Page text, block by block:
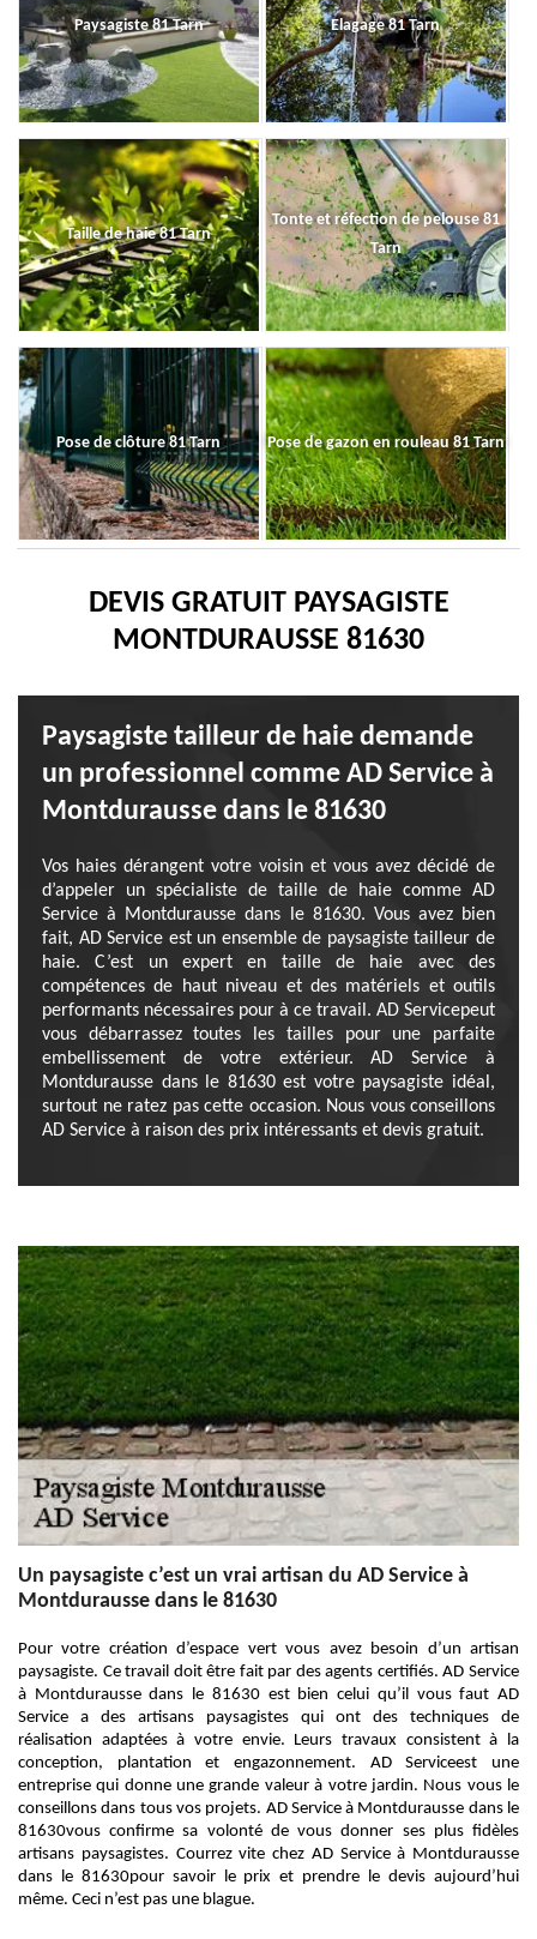
Paysagiste 81 Tarn Elagage 81 Tarn
Taille de haie 81 Tarn
Tonte et réfection de pelouse 81
Tarn
Pose de clôture 81 Tarn Pose de gazon en rouleau 81 Tarn
DEVIS GRATUIT PAYSAGISTE
MONTDURAUSSE 81630
Paysagiste tailleur de haie demande
un professionnel comme AD Service à
Montdurausse dans le 81630
Vos haies dérangent votre voisin et vous avez décidé de
d’appeler un spécialiste de taille de haie comme AD
Service à Montdurausse dans le 81630. Vous avez bien
fait, AD Service est un ensemble de paysagiste tailleur de
haie. C’est un expert en taille de haie avec des
compétences de haut niveau et des matériels et outils
performants nécessaires pour à ce travail. AD Servicepeut
vous débarrassez toutes les tailles pour une parfaite
embellissement de votre extérieur. AD Service à
Montdurausse dans le 81630 est votre paysagiste idéal,
surtout ne ratez pas cette occasion. Nous vous conseillons
AD Service à raison des prix intéressants et devis gratuit.
Un paysagiste c’est un vrai artisan du AD Service à
Montdurausse dans le 81630
Pour votre création d’espace vert vous avez besoin d’un artisan
paysagiste. Ce travail doit être fait par des agents certifiés. AD Service
à Montdurausse dans le 81630 est bien celui qu’il vous faut AD
Service a des artisans paysagistes qui ont des techniques de
réalisation adaptées à votre envie. Leurs travaux consistent à la
conception, plantation et engazonnement. AD Serviceest une
entreprise qui donne une grande valeur à votre jardin. Nous vous le
conseillons dans tous vos projets. AD Service à Montdurausse dans le
81630vous confirme sa volonté de vous donner ses plus fidèles
artisans paysagistes. Courrez vite chez AD Service à Montdurausse
dans le 81630pour savoir le prix et prendre le devis aujourd’hui
même. Ceci n’est pas une blague.